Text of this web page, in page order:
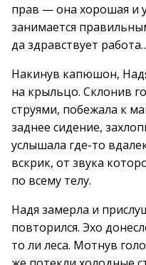
прав — она хорошая и
занимается
да здравствует
Накинув капюшон,
на крыльцо. Склонив
струями, побежала к
заднее сидение,
услышала где-то
вскрик, от звука
по всему телу.
Надя замерла и
повторился. Эхо
то ли леса. Мотнув